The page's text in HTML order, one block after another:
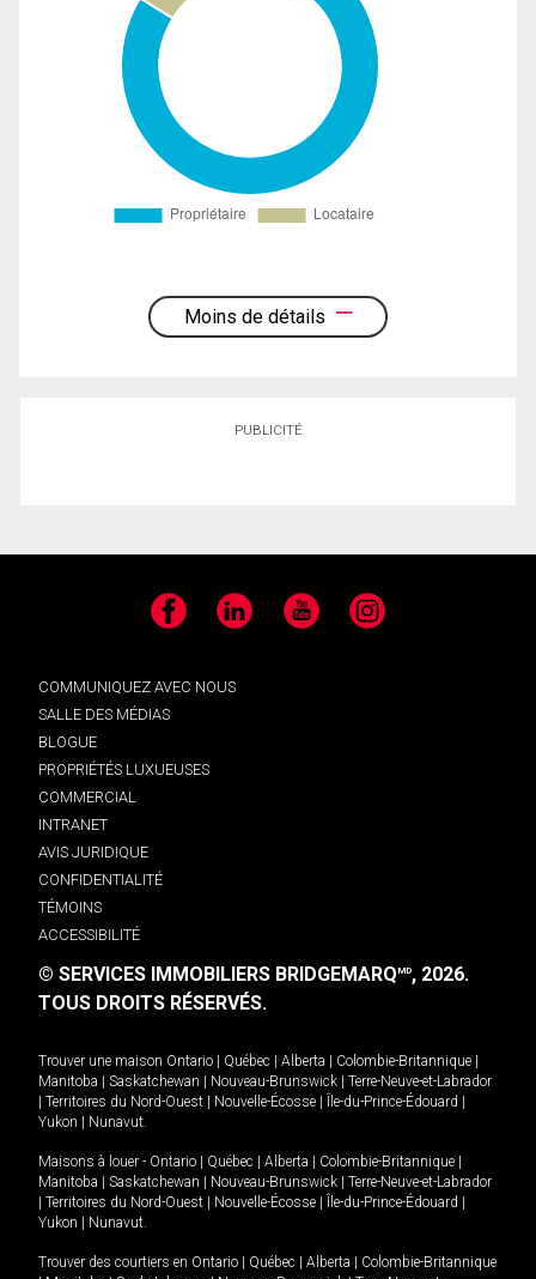
Moins de détails
PUBLICITÉ
Facebook LinkedIn YouTube Instagram
COMMUNIQUEZ AVEC NOUS
SALLE DES MÉDIAS
BLOGUE
PROPRIÉTÉS LUXUEUSES
COMMERCIAL
INTRANET
AVIS JURIDIQUE
CONFIDENTIALITÉ
TÉMOINS
ACCESSIBILITÉ
© SERVICES IMMOBILIERS BRIDGEMARQMD, 2026.
TOUS DROITS RÉSERVÉS.
Trouver une maison Ontario Québec Alberta Colombie-Britannique
Manitoba
Saskatchewan Nouveau-Brunswick
Terre-Neuve-et-Labrador
Territoires du Nord-Ouest Nouvelle-Écosse Île-du-Prince-Édouard
Yukon
Nunavut.
Maisons à louer - Ontario Québec Alberta Colombie-Britannique
Manitoba
Saskatchewan Nouveau-Brunswick
Terre-Neuve-et-Labrador
Territoires du Nord-Ouest Nouvelle-Écosse Île-du-Prince-Édouard
Yukon
Nunavut.
Trouver des courtiers en Ontario Québec Alberta
Colombie-Britannique